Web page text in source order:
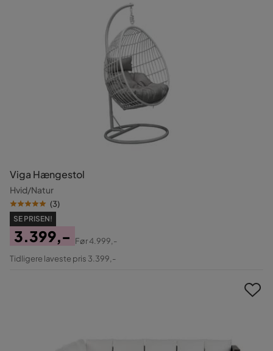
Viga Hængestol
Hvid/Natur
(3)
SE PRISEN!
Pris
3.399,-
Original
Før4.999,-
Tidligere laveste pris 3.399,-